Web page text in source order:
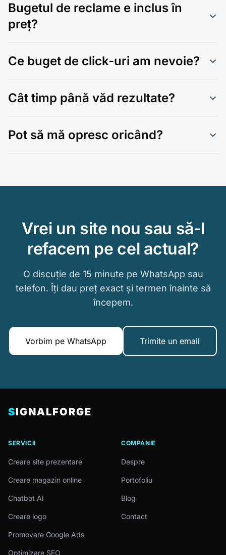
Bugetul de reclame e inclus în
preț?
Ce buget de click-uri am nevoie?
Cât timp până văd rezultate?
Pot să mă opresc oricând?
Vrei un site nou sau să‑l
refacem pe cel actual?
O discuție de 15 minute pe WhatsApp sau
telefon. Îți dau preț exact și termen înainte să
începem.
Vorbim pe WhatsApp Trimite un email
SIGNALFORGE
SERVICII
Creare site prezentare
Creare magazin online
Chatbot AI
Creare logo
Promovare Google Ads
Optimizare SEO
COMPANIE
Despre
Portofoliu
Blog
Contact